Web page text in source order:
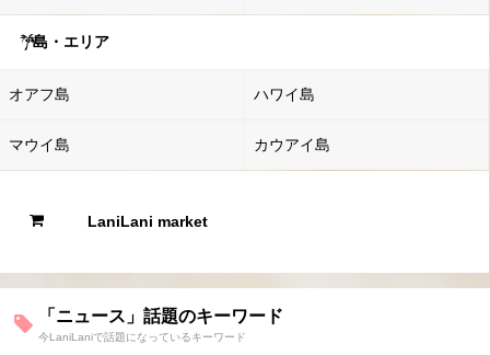
島・エリア
オアフ島 ハワイ島
マウイ島 カウアイ島
LaniLani market
「ニュース」話題のキーワード
今LaniLaniで話題になっているキーワード